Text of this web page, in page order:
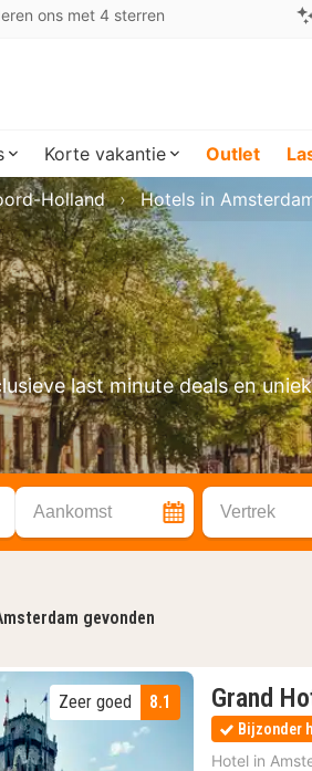
ons met 4 sterren
Korte vakantie Outlet
last minute deals en
Holland Hotels in
Aankomst Vertrek
gevonden
8.1
Zeer goed Grand
Bijzonder
Hotel in